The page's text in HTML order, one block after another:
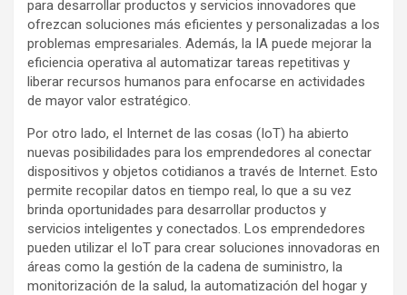
para desarrollar productos y servicios innovadores que
ofrezcan soluciones más eficientes y personalizadas a los
problemas empresariales. Además, la IA puede mejorar la
eficiencia operativa al automatizar tareas repetitivas y
liberar recursos humanos para enfocarse en actividades
de mayor valor estratégico.
Por otro lado, el Internet de las cosas (IoT) ha abierto
nuevas posibilidades para los emprendedores al conectar
dispositivos y objetos cotidianos a través de Internet. Esto
permite recopilar datos en tiempo real, lo que a su vez
brinda oportunidades para desarrollar productos y
servicios inteligentes y conectados. Los emprendedores
pueden utilizar el IoT para crear soluciones innovadoras en
áreas como la gestión de la cadena de suministro, la
monitorización de la salud, la automatización del hogar y